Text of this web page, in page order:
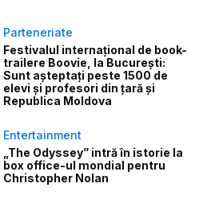
Parteneriate
Festivalul internațional de book-
trailere Boovie, la București:
Sunt așteptați peste 1500 de
elevi și profesori din țară și
Republica Moldova
Entertainment
„The Odyssey” intră în istorie la
box office-ul mondial pentru
Christopher Nolan